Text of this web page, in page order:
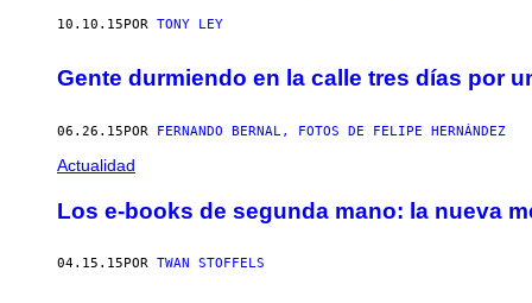
10.10.15 POR TONY LEY
Gente durmiendo en la calle tres días por
06.26.15POR FERNANDO BERNAL, FOTOS DE FELIPE HERNÁNDEZ
Actualidad
Los e-books de segunda mano: la nueva
04.15.15 POR TWAN STOFFELS